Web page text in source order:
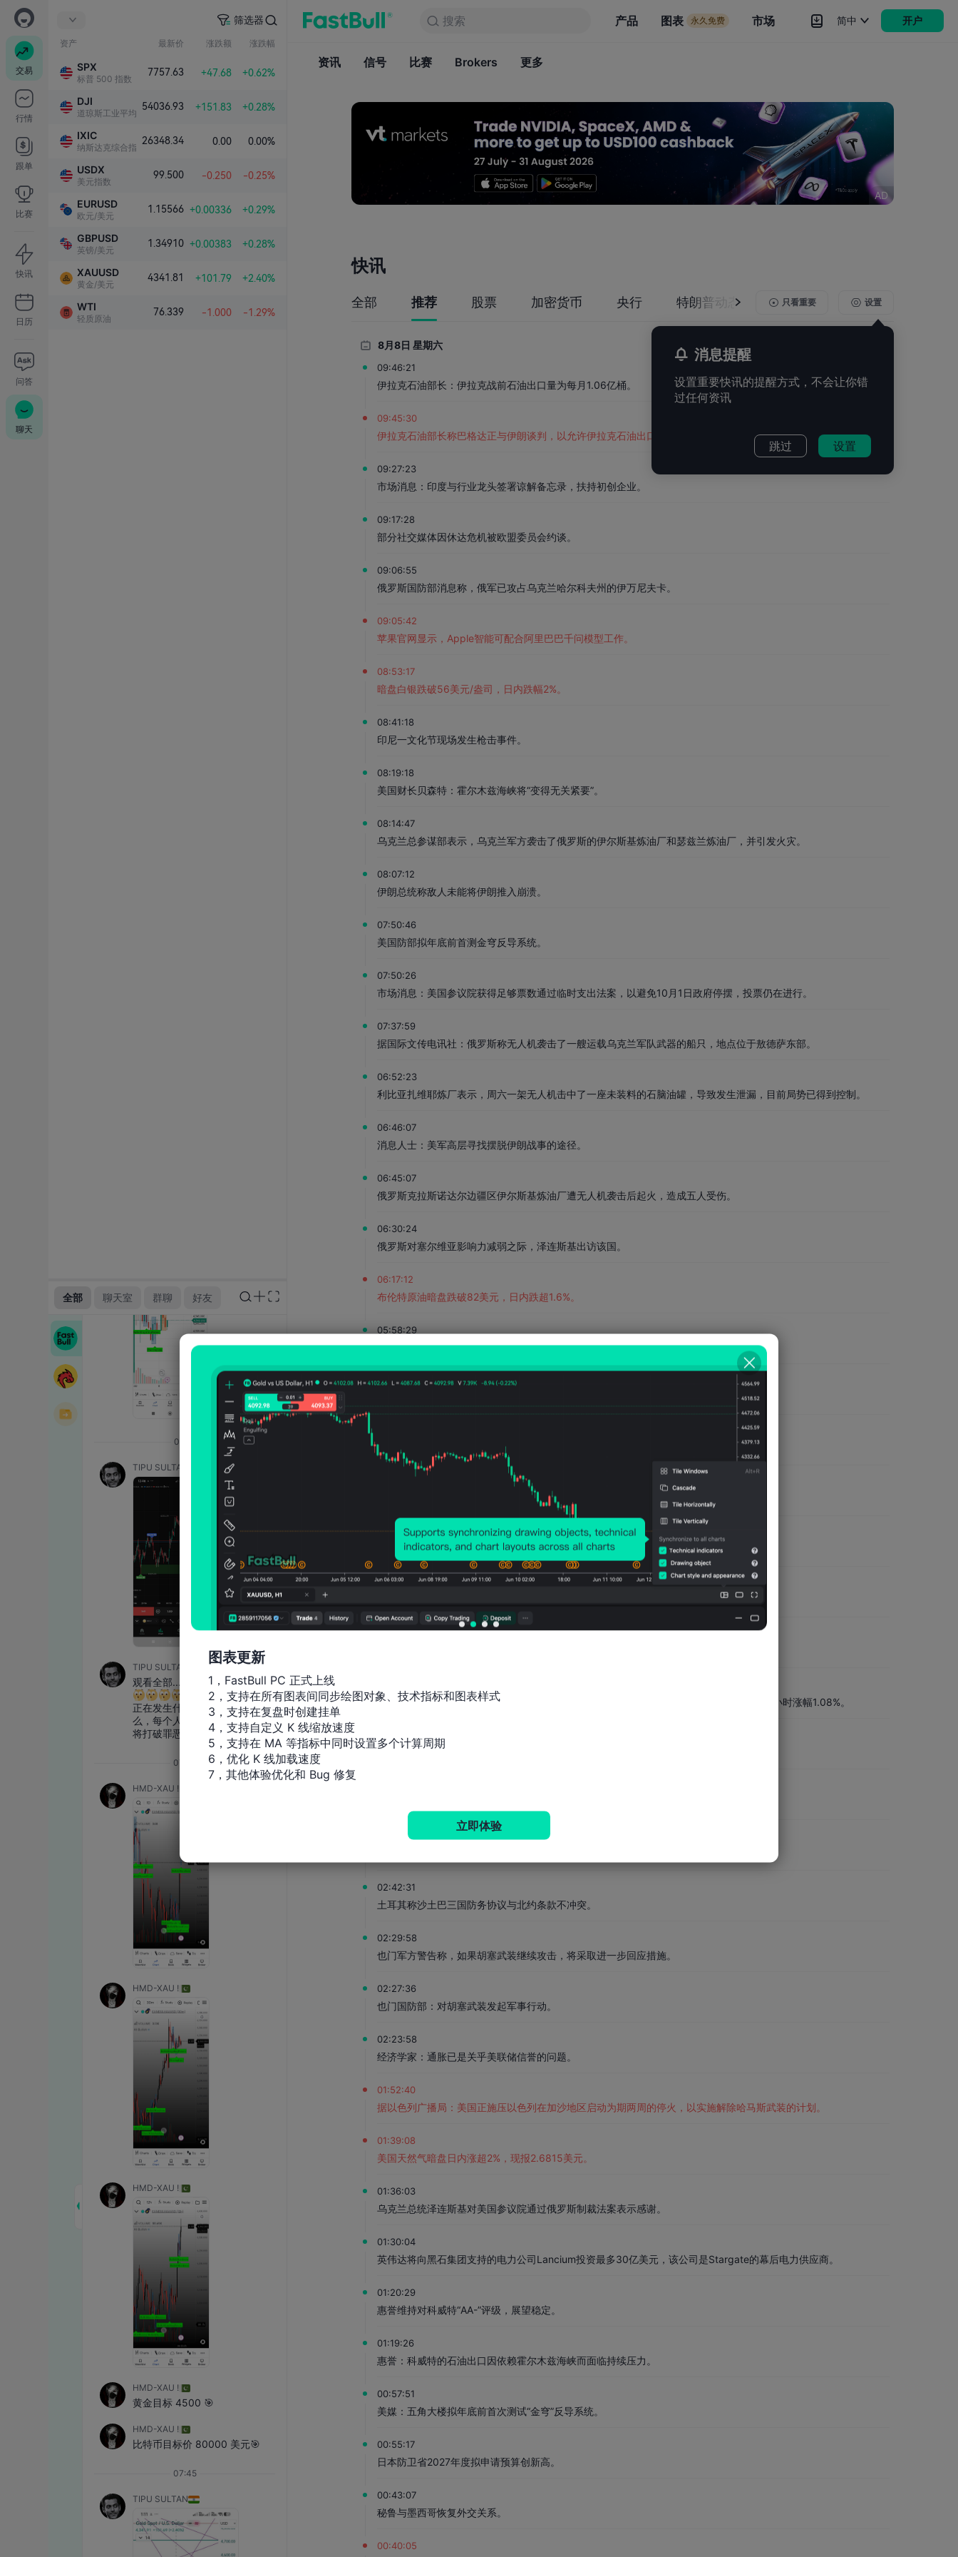
交易
行情
跟单
比赛
快讯
日历
问答
聊天
筛选器
资产 最新价 涨跌额 涨跌幅
SPX
标普 500 指数
7757.63 +47.68 +0.62%
DJI
道琼斯工业平均指数
54036.93 +151.83 +0.28%
IXIC
纳斯达克综合指数
26348.34 0.00 0.00%
USDX
美元指数
99.500 -0.250 -0.25%
EURUSD
欧元/美元
1.15566 +0.00336 +0.29%
GBPUSD
英镑/美元
1.34910 +0.00383 +0.28%
XAUUSD
黄金/美元
4341.81 +101.79 +2.40%
WTI
轻质原油
76.339 -1.000 -1.29%
搜索 产品 图表 永久免费 市场
资讯 信号
简中 开户
搜索
资讯 信号 比赛 Brokers 更多
AD
快讯
全部 推荐 股票 加密货币 央行 特朗普动态 专题关注
只看重要 设置
消息提醒
设置重要快讯的提醒方式，不会让你错
过任何资讯
设置
跳过
8月8日 星期六
09:46:21
伊拉克石油部长：伊拉克战前石油出口量为每月1.06亿桶。
09:45:30
伊拉克石油部长称巴格达正与伊朗谈判，以允许伊拉克石油出口，但相关安排尚未生效。
09:27:23
市场消息：印度与行业龙头签署谅解备忘录，扶持初创企业。
09:17:28
部分社交媒体因休达危机被欧盟委员会约谈。
09:06:55
俄罗斯国防部消息称，俄军已攻占乌克兰哈尔科夫州的伊万尼夫卡。
09:05:42
苹果官网显示，Apple智能可配合阿里巴巴千问模型工作。
08:53:17
暗盘白银跌破56美元/盎司，日内跌幅2%。
08:41:18
印尼一文化节现场发生枪击事件。
08:19:18
美国财长贝森特：霍尔木兹海峡将“变得无关紧要”。
08:14:47
乌克兰总参谋部表示，乌克兰军方袭击了俄罗斯的伊尔斯基炼油厂和瑟兹兰炼油厂，并引发火灾。
08:07:12
伊朗总统称敌人未能将伊朗推入崩溃。
07:50:46
美国防部拟年底前首测金穹反导系统。
07:50:26
市场消息：美国参议院获得足够票数通过临时支出法案，以避免10月1日政府停摆，投票仍在进行。
07:37:59
据国际文传电讯社：俄罗斯称无人机袭击了一艘运载乌克兰军队武器的船只，地点位于敖德萨东部。
06:52:23
利比亚扎维耶炼厂表示，周六一架无人机击中了一座未装料的石脑油罐，导致发生泄漏，目前局势已得到控制。
06:46:07
消息人士：美军高层寻找摆脱伊朗战事的途径。
06:45:07
俄罗斯克拉斯诺达尔边疆区伊尔斯基炼油厂遭无人机袭击后起火，造成五人受伤。
06:30:24
俄罗斯对塞尔维亚影响力减弱之际，泽连斯基出访该国。
06:17:12
布伦特原油暗盘跌破82美元，日内跌超1.6%。
05:58:29
俄罗斯国防部：俄武装力量夜间对基辅的军工企业和燃油库发动打击。
04:33:06
文件显示，赛富时将在旧金山总部裁员74人。
04:13:10
消息人士：马斯克拒绝让乌克兰用“星链”打击俄境内目标。
04:11:21
04:00:21
【比特币回升突破6.5万美元】8月8日，据HTX行情数据，比特币回升突破6.5万美元，24小时涨幅1.08%。
03:10:53
德意志银行：预计美国7月CPI环比上涨0.15%。
02:45:01
02:42:31
土耳其称沙土巴三国防务协议与北约条款不冲突。
02:29:58
也门军方警告称，如果胡塞武装继续攻击，将采取进一步回应措施。
02:27:36
也门国防部：对胡塞武装发起军事行动。
02:23:58
经济学家：通胀已是关乎美联储信誉的问题。
01:52:40
据以色列广播局：美国正施压以色列在加沙地区启动为期两周的停火，以实施解除哈马斯武装的计划。
01:39:08
美国天然气暗盘日内涨超2%，现报2.6815美元。
01:36:03
乌克兰总统泽连斯基对美国参议院通过俄罗斯制裁法案表示感谢。
01:30:04
英伟达将向黑石集团支持的电力公司Lancium投资最多30亿美元，该公司是Stargate的幕后电力供应商。
01:20:29
惠誉维持对科威特“AA-”评级，展望稳定。
01:19:26
惠誉：科威特的石油出口因依赖霍尔木兹海峡而面临持续压力。
00:57:51
美媒：五角大楼拟年底前首次测试“金穹”反导系统。
00:55:17
日本防卫省2027年度拟申请预算创新高。
00:43:07
秘鲁与墨西哥恢复外交关系。
00:40:05
图表更新
1，FastBull PC 正式上线
2，支持在所有图表间同步绘图对象、技术指标和图表样式
3，支持在复盘时创建挂单
4，支持自定义 K 线缩放速度
5，支持在 MA 等指标中同时设置多个计算周期
6，优化 K 线加载速度
7，其他体验优化和 Bug 修复
立即体验